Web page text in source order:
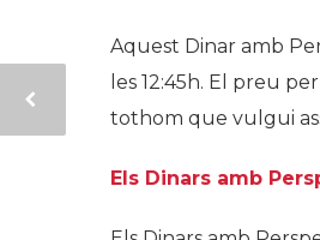
Aquest Dinar amb
les 12:45h. El preu
tothom que vulgui
Els Dinars amb